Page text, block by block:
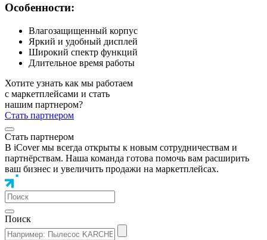
Особенности:
Влагозащищенный корпус
Яркий и удобный дисплей
Широкий спектр функций
Длительное время работы
Хотите узнать как мы работаем
с маркетплейсами и стать
нашим партнером?
Стать партнером
Стать партнером
В iCover мы всегда открыты к новым сотрудничествам и
партнёрствам. Наша команда готова помочь вам расширить
ваш бизнес и увеличить продажи на маркетплейсах.
Поиск